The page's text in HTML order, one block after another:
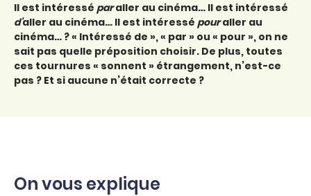
Il est intéressé paraller au cinéma… Il est intéressé
d’aller au cinéma… Il est intéressé pouraller au
cinéma… ? « Intéressé de », « par » ou « pour », on ne
sait pas quelle préposition choisir. De plus, toutes
ces tournures « sonnent » étrangement, n’est-ce
pas ? Et si aucune n’était correcte ?
On vous explique